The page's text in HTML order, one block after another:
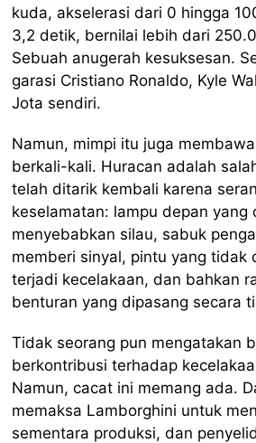
kuda, akselerasi dari 0 hingga
3,2 detik, bernilai lebih dari
Sebuah anugerah kesuksesan.
garasi Cristiano Ronaldo, Kyle
Jota sendiri.
Namun, mimpi itu juga
berkali-kali. Huracan adalah
telah ditarik kembali karena
keselamatan: lampu depan yang
menyebabkan silau, sabuk
memberi sinyal, pintu yang tidak
terjadi kecelakaan, dan bahkan
benturan yang dipasang secara
Tidak seorang pun mengatakan
berkontribusi terhadap
Namun, cacat ini memang ada.
memaksa Lamborghini untuk
sementara produksi, dan